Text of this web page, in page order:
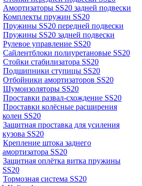
Амортизаторы SS20 задней подвески
Комплекты пружин SS20
Пружины SS20 передней подвески
Пружины SS20 задней подвески
Рулевое управление SS20
Сайлентблоки полиуретановые SS20
Стойки стабилизатора SS20
Подшипники ступицы SS20
Отбойники амортизаторов SS20
Шумоизоляторы SS20
Проставки развал-схождение SS20
Проставки колёсные расширения
колеи SS20
Защитная проставка для усиления
кузова SS20
Крепление штока заднего
амортизатора SS20
Защитная оплётка витка пружины
SS20
Тормозная система SS20